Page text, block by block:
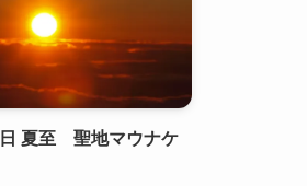
夏至 聖地マウナケ